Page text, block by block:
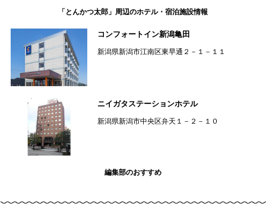
「とんかつ太郎」周辺のホテル・宿泊施設情報
コンフォートイン新潟亀田
新潟県新潟市江南区東早通２－１－１１
ニイガタステーションホテル
新潟県新潟市中央区弁天１－２－１０
編集部のおすすめ